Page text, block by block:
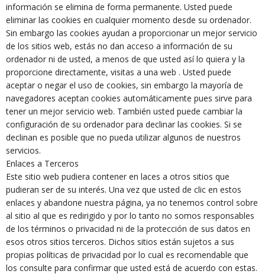
información se elimina de forma permanente. Usted puede
eliminar las cookies en cualquier momento desde su ordenador.
Sin embargo las cookies ayudan a proporcionar un mejor servicio
de los sitios web, estás no dan acceso a información de su
ordenador ni de usted, a menos de que usted así lo quiera y la
proporcione directamente, visitas a una web . Usted puede
aceptar o negar el uso de cookies, sin embargo la mayoría de
navegadores aceptan cookies automáticamente pues sirve para
tener un mejor servicio web. También usted puede cambiar la
configuración de su ordenador para declinar las cookies. Si se
declinan es posible que no pueda utilizar algunos de nuestros
servicios.
Enlaces a Terceros
Este sitio web pudiera contener en laces a otros sitios que
pudieran ser de su interés. Una vez que usted de clic en estos
enlaces y abandone nuestra página, ya no tenemos control sobre
al sitio al que es redirigido y por lo tanto no somos responsables
de los términos o privacidad ni de la protección de sus datos en
esos otros sitios terceros. Dichos sitios están sujetos a sus
propias políticas de privacidad por lo cual es recomendable que
los consulte para confirmar que usted está de acuerdo con estas.